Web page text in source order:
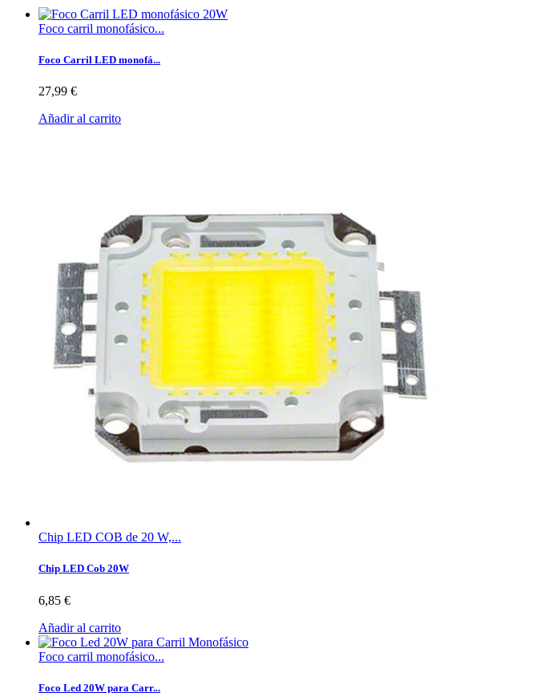
Foco carril monofásico...
Foco Carril LED monofá...
27,99 €
Añadir al carrito
Chip LED COB de 20 W,...
Chip LED Cob 20W
6,85 €
Añadir al carrito
Foco carril monofásico...
Foco Led 20W para Carr...